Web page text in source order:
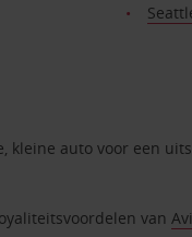
auto voor een
van